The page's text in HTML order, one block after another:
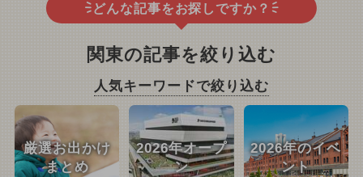
どんな記事をお探しですか？
関東の記事を絞り込む
人気キーワードで絞り込む
厳選お出かけ
まとめ
2026年オープ
ン
2026年のイベ
ント